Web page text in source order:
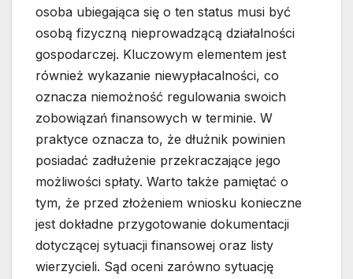
osoba ubiegająca się o ten status musi być
osobą fizyczną nieprowadzącą działalności
gospodarczej. Kluczowym elementem jest
również wykazanie niewypłacalności, co
oznacza niemożność regulowania swoich
zobowiązań finansowych w terminie. W
praktyce oznacza to, że dłużnik powinien
posiadać zadłużenie przekraczające jego
możliwości spłaty. Warto także pamiętać o
tym, że przed złożeniem wniosku konieczne
jest dokładne przygotowanie dokumentacji
dotyczącej sytuacji finansowej oraz listy
wierzycieli. Sąd oceni zarówno sytuację